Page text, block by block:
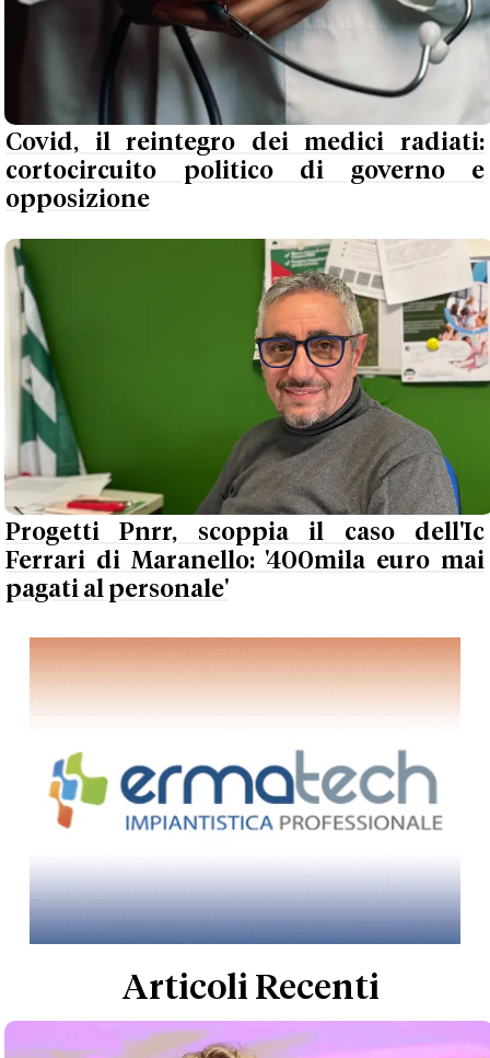
Covid, il reintegro dei medici radiati:
cortocircuito politico di governo e
opposizione
Progetti Pnrr, scoppia il caso dell'Ic
Ferrari di Maranello: '400mila euro mai
pagati al personale'
Articoli Recenti